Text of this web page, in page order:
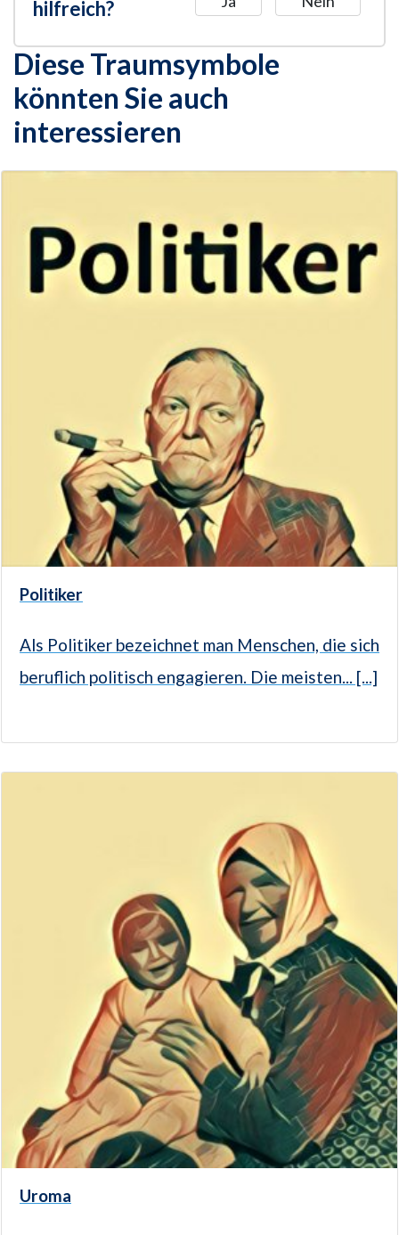
hilfreich?
Diese Traumsymbole
könnten Sie auch
interessieren
Politiker
Als Politiker bezeichnet man Menschen, die sich
beruflich politisch engagieren. Die meisten... [...]
Uroma